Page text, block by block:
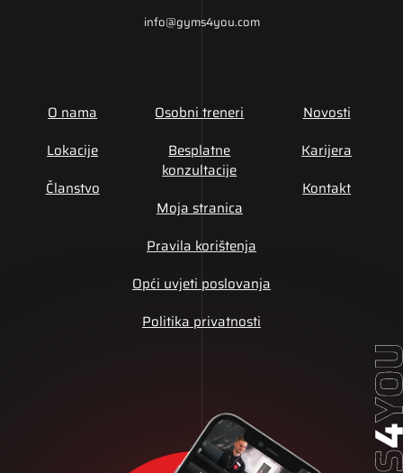
info@gyms4you.com
O nama
Lokacije
Članstvo
Osobni treneri
Besplatne
konzultacije
Moja stranica
Novosti
Karijera
Kontakt
Pravila korištenja
Opći uvjeti poslovanja
Politika privatnosti